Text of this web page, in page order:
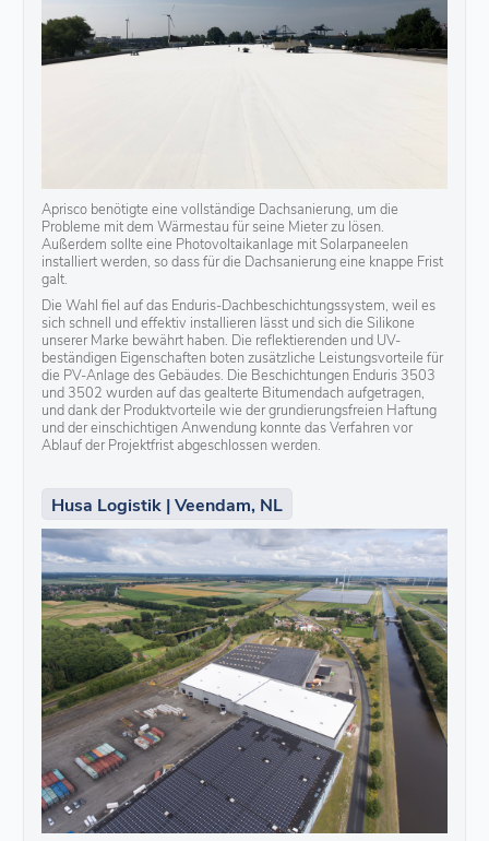
Aprisco benötigte eine vollständige Dachsanierung, um die
Probleme mit dem Wärmestau für seine Mieter zu lösen.
Außerdem sollte eine Photovoltaikanlage mit Solarpaneelen
installiert werden, so dass für die Dachsanierung eine knappe Frist
galt.
Die Wahl fiel auf das Enduris-Dachbeschichtungssystem, weil es
sich schnell und effektiv installieren lässt und sich die Silikone
unserer Marke bewährt haben. Die reflektierenden und UV-
beständigen Eigenschaften boten zusätzliche Leistungsvorteile für
die PV-Anlage des Gebäudes. Die Beschichtungen Enduris 3503
und 3502 wurden auf das gealterte Bitumendach aufgetragen,
und dank der Produktvorteile wie der grundierungsfreien Haftung
und der einschichtigen Anwendung konnte das Verfahren vor
Ablauf der Projektfrist abgeschlossen werden.
Husa Logistik | Veendam, NL